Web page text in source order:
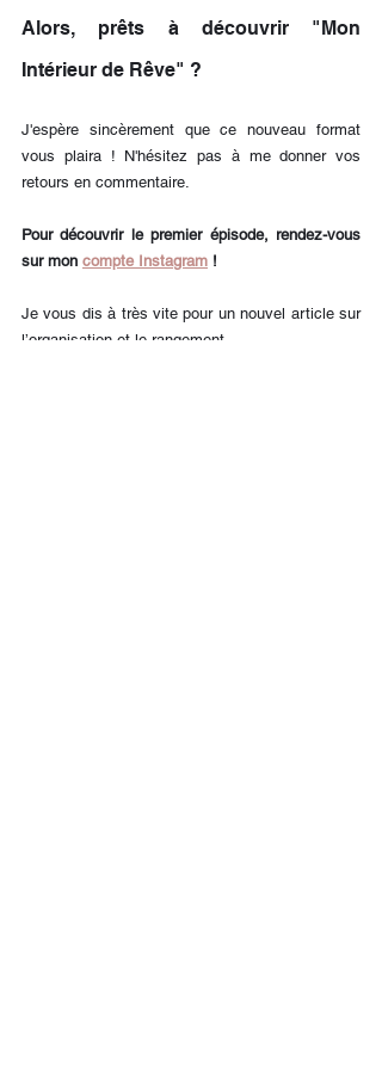
Alors, prêts à découvrir "Mon
Intérieur de Rêve" ?
J'espère sincèrement que ce nouveau format
vous plaira ! N'hésitez pas à me donner vos
retours en commentaire.
Pour découvrir le premier épisode, rendez-vous
sur mon compte Instagram !
Je vous dis à très vite pour un nouvel article sur
l’organisation et le rangement.